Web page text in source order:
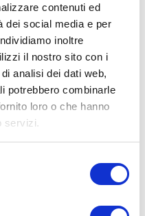
contenuti ed
dei social media e per
inoltre
il nostro sito con i
analisi dei dati web,
potrebbero combinarle
loro o che hanno
servizi.